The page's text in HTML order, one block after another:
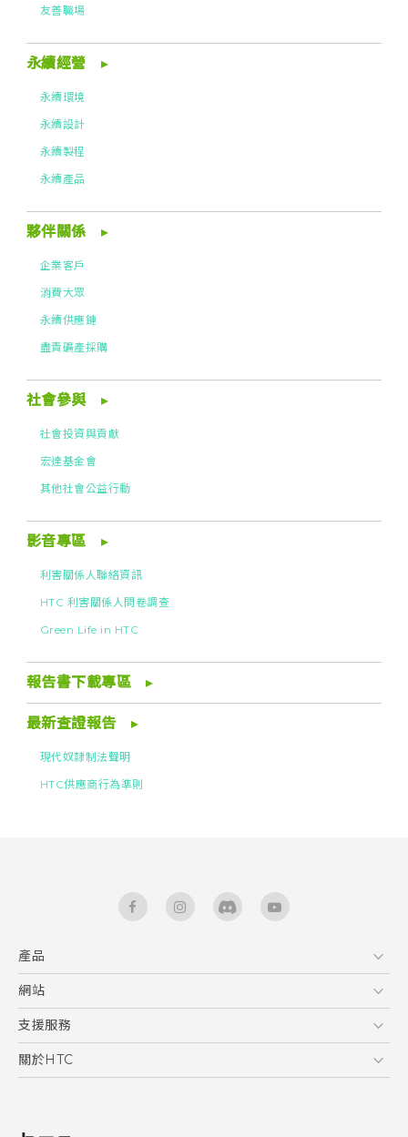
友善職場
永續經營
永續環境
永續設計
永續製程
永續產品
夥伴關係
企業客戶
消費大眾
永續供應鏈
盡責礦產採購
社會參與
社會投資與貢獻
宏達基金會
其他社會公益行動
影音專區
利害關係人聯絡資訊
HTC 利害關係人問卷調查
Green Life in HTC
報告書下載專區
最新查證報告
現代奴隸制法聲明
HTC供應商行為準則
產品
5G
智能手機
區塊鍊手機
網站
HTC Dev
HTC Research
支援服務
服務中心
關於HTC